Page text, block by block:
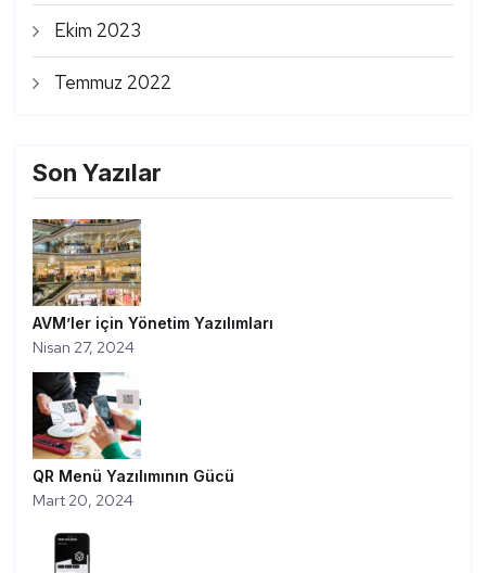
Ekim 2023
Temmuz 2022
Son Yazılar
AVM’ler için Yönetim Yazılımları
Nisan 27, 2024
QR Menü Yazılımının Gücü
Mart 20, 2024